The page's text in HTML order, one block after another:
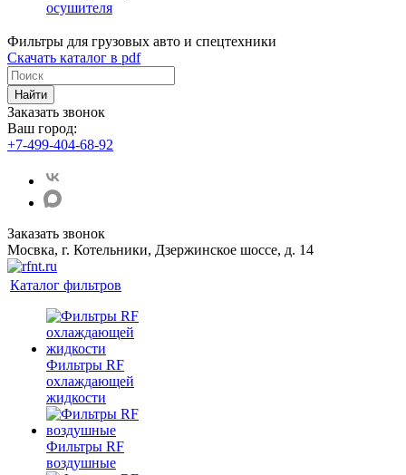
осушителя
Фильтры для грузовых авто и спецтехники
Скачать каталог в pdf
Найти
Заказать звонок
Ваш город:
+7-499-404-68-92
Заказать звонок
Мосвка, г. Котельники, Дзержинское шоссе, д. 14
Каталог фильтров
Фильтры RF
охлаждающей
жидкости
Фильтры RF
воздушные